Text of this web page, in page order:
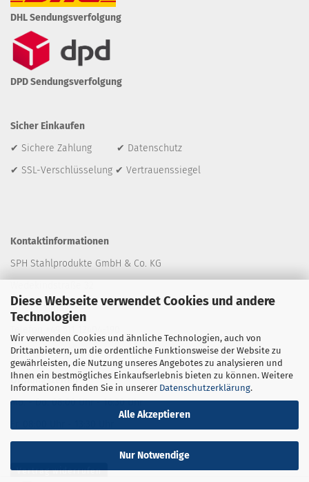
Diese Webseite verwendet Cookies und andere
Technologien
Wir verwenden Cookies und ähnliche Technologien, auch von
Drittanbietern, um die ordentliche Funktionsweise der Website zu
gewährleisten, die Nutzung unseres Angebotes zu analysieren und
Ihnen ein bestmögliches Einkaufserlebnis bieten zu können. Weitere
Informationen finden Sie in unserer Datenschutzerklärung.
Alle Akzeptieren
Nur Notwendige
DHL Sendungsverfolgung
DPD Sendungsverfolgung
Sicher Einkaufen
✔ Sichere Zahlung ✔ Datenschutz
✔ SSL-Verschlüsselung ✔ Vertrauenssiegel
Kontaktinformationen
SPH Stahlprodukte GmbH & Co. KG
30161 Hannover
E-Mail: shop@stahlprodukte.com
Öffnungszeiten
Mo. - Do. 08:00 Uhr - 16:30 Uhr
Vertrag widerrufen